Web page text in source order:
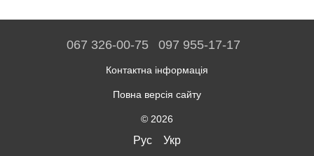
067 326-00-75 097 955-17-17
Контактна інформація
Повна версія сайту
© 2026
Рус Укр